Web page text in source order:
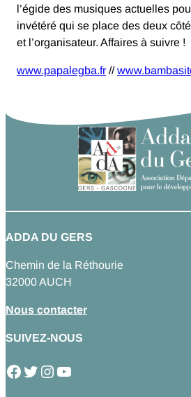
l’égide des musiques actuelles
invétéré qui se place des deux
et l’organisateur. Affaires à suivre !
www.papalegba.fr //
ADDA DU GERS
Chemin de la Réthourie
32000 AUCH
Nous contacter
SUIVEZ-NOUS
Facebook Twitter Instagram YouTube